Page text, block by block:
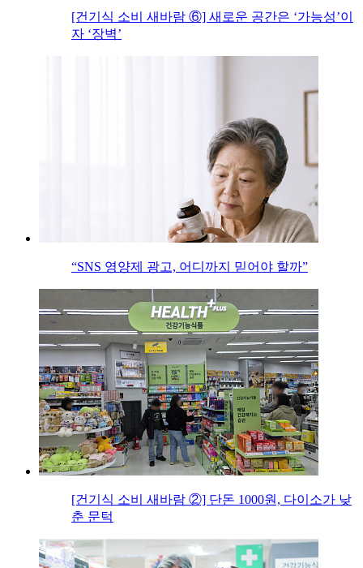
[건기식 소비 새바람 ⑥] 새로운 공간은 ‘가능성’이
자 ‘장벽’
“SNS 영양제 광고, 어디까지 믿어야 할까”
[건기식 소비 새바람 ②] 단돈 1000원, 다이소가 낮
춘 문턱